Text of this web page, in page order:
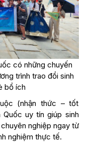
có những chuyến
trình trao đổi sinh
bổ ích
(nhận thức – tốt
uy tín giúp sinh
nghiệp ngay từ
nghiệm thực tế.